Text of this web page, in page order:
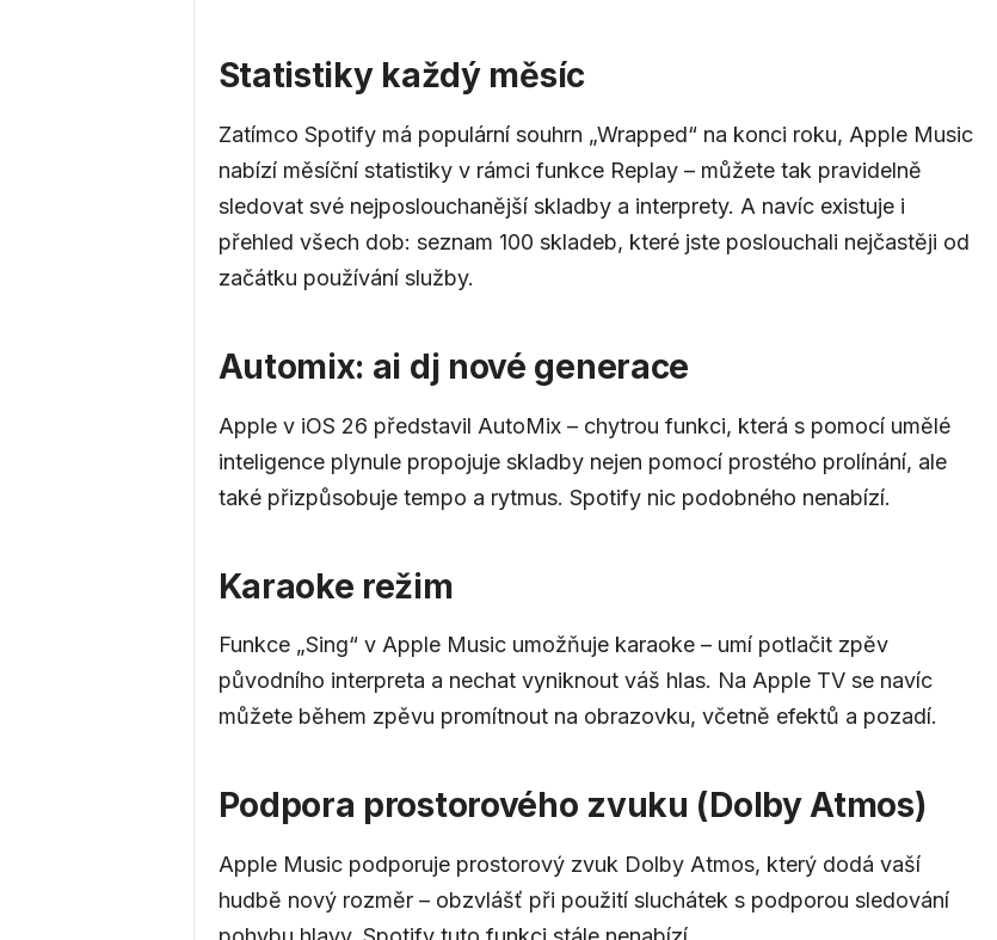
u
Statistiky každý měsíc
Zatímco Spotify má populární souhrn „Wrapped“ na konci roku, Apple Music
nabízí měsíční statistiky v rámci funkce Replay – můžete tak pravidelně
sledovat své nejposlouchanější skladby a interprety. A navíc existuje i
přehled všech dob: seznam 100 skladeb, které jste poslouchali nejčastěji od
začátku používání služby.
Automix: ai dj nové generace
Apple v iOS 26 představil AutoMix – chytrou funkci, která s pomocí umělé
inteligence plynule propojuje skladby nejen pomocí prostého prolínání, ale
také přizpůsobuje tempo a rytmus. Spotify nic podobného nenabízí.
Karaoke režim
Funkce „Sing“ v Apple Music umožňuje karaoke – umí potlačit zpěv
původního interpreta a nechat vyniknout váš hlas. Na Apple TV se navíc
můžete během zpěvu promítnout na obrazovku, včetně efektů a pozadí.
Podpora prostorového zvuku (Dolby Atmos)
Apple Music podporuje prostorový zvuk Dolby Atmos, který dodá vaší
hudbě nový rozměr – obzvlášť při použití sluchátek s podporou sledování